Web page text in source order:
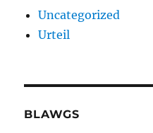
Uncategorized
Urteil
BLAWGS